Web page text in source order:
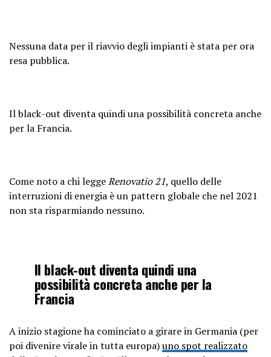
Nessuna data per il riavvio degli impianti è stata per ora
resa pubblica.
Il black-out diventa quindi una possibilità concreta anche
per la Francia.
Come noto a chi leggeRenovatio 21, quello delle
interruzioni di energia è un pattern globale che nel 2021
non sta risparmiando nessuno.
Il black-out diventa quindi una
possibilità concreta anche per la
Francia
A inizio stagione ha cominciato a girare in Germania (per
poi divenire virale in tutta europa)uno spot realizzato